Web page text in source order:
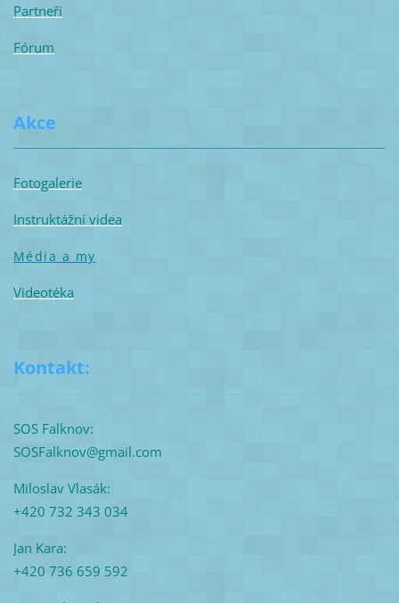
Partneři
Fórum
Akce
Fotogalerie
Instruktážní videa
Média a my
Videotéka
Kontakt:
SOS Falknov:
SOSFalknov@gmail.com
Miloslav Vlasák:
+420 732 343 034
Jan Kara:
+420 736 659 592